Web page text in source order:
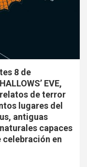
8 de
EVE,
de terror
lugares del
antiguas
capaces
celebración en